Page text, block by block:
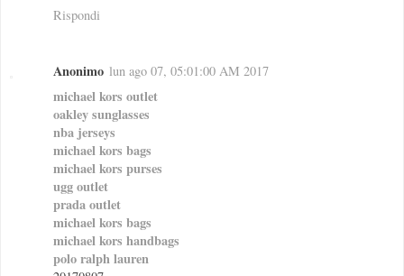
Rispondi
Anonimo lun ago 07, 05:01:00 AM 2017
michael kors outlet
oakley sunglasses
nba jerseys
michael kors bags
michael kors purses
ugg outlet
prada outlet
michael kors bags
michael kors handbags
polo ralph lauren